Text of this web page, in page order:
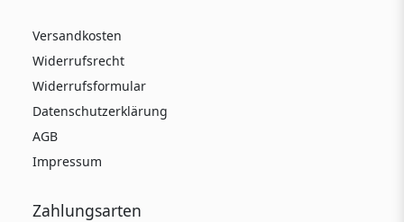
Versandkosten
Widerrufsrecht
Widerrufsformular
Datenschutzerklärung
AGB
Impressum
Zahlungsarten